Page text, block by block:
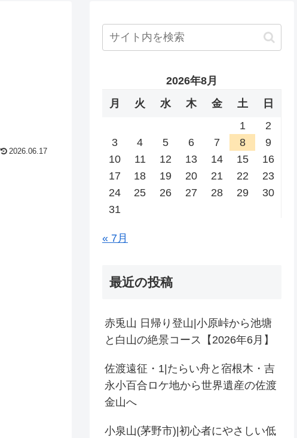
2026.06.17
2026年8月
月
火 水 木 金 土
日
1
2
3
4 5 6 7 8
9
10
11 12 13 14 15
16
17
18 19 20 21 22
23
24
25 26 27 28 29
30
31
« 7月
最近の投稿
赤兎山 日帰り登山|小原峠から池塘
と白山の絶景コース【2026年6月】
佐渡遠征・1|たらい舟と宿根木・吉
永小百合ロケ地から世界遺産の佐渡
金山へ
小泉山(茅野市)|初心者にやさしい低